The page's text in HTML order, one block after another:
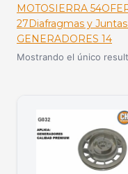
MOTOSIERRA 54
27Diafragmas y Juntas
GENERADORES 14
Mostrando el único